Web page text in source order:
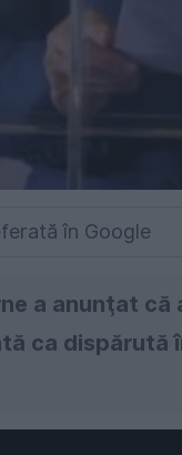
în Google
a anunţat
ca dispărută